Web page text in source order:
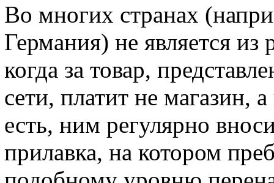
Во многих странах
Германия) не является
когда за товар,
сети, платит не магазин,
есть, ним регулярно
прилавка, на котором